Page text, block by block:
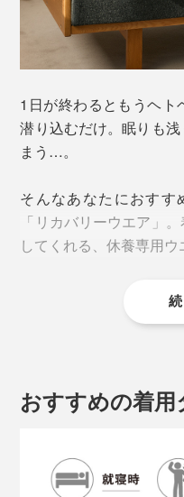
「ハニカムメッシュ」
造のメッシュ素材のこ
が抜群。汗をよく吸い
戻りせず、ベタつきに
その実力は、品質試験で
水分を1秒で吸収
吸水性の試験では、生
※一般社団法人ボーケンでの吸
射が完全になくなるまでの時
は、5秒以下とされている。
同混率の別素材に比べて
も生地が肌にまとわり
1日が終わるともうヘト
潜り込むだけ。眠りも
まう…。
そんなあなたにおすす
「リカバリーウエア」
してくれる、休養専用ウ
疲労回復力がグイッと
おすすめの着用